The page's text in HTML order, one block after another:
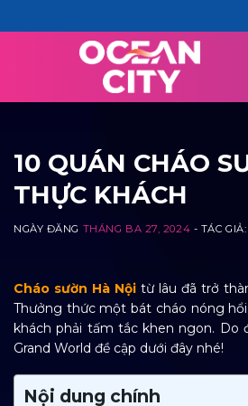
to
10 QUÁN CHÁO
THỰC KHÁCH
NGÀY ĐĂNG THÁNG BA 27, 2024 - TÁC GIẢ:
Cháo sườn Hà Nội từ lâu đã trở
Thưởng thức một bát cháo nóng
khách phải tấm tắc khen ngon. Do
Grand World đề cập dưới đây nhé!
Nội dung chính